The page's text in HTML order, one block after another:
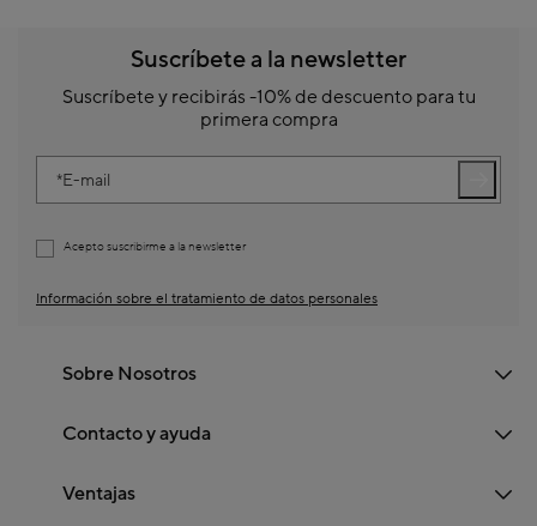
Suscríbete a la newsletter
Suscríbete y recibirás -10% de descuento para tu
primera compra
E-mail
Acepto suscribirme a la newsletter
Información sobre el tratamiento de datos personales
Sobre Nosotros
Contacto y ayuda
Ventajas